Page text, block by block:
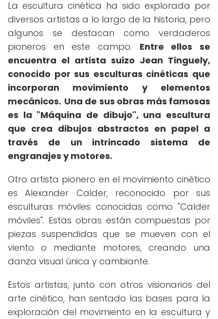
La escultura cinética ha sido explorada por
diversos artistas a lo largo de la historia, pero
algunos se destacan como verdaderos
pioneros en este campo. Entre ellos se
encuentra el artista suizo Jean Tinguely,
conocido por sus esculturas cinéticas que
incorporan movimiento y elementos
mecánicos. Una de sus obras más famosas
es la "Máquina de dibujo", una escultura
que crea dibujos abstractos en papel a
través de un intrincado sistema de
engranajes y motores.
Otro artista pionero en el movimiento cinético
es Alexander Calder, reconocido por sus
esculturas móviles conocidas como "Calder
móviles". Estas obras están compuestas por
piezas suspendidas que se mueven con el
viento o mediante motores, creando una
danza visual única y cambiante.
Estos artistas, junto con otros visionarios del
arte cinético, han sentado las bases para la
exploración del movimiento en la escultura y